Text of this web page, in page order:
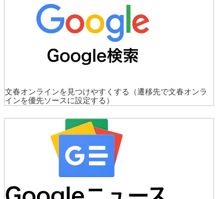
文春オンラインを見つけやすくする
（遷移先で文春オンラ
インを優先ソースに設定する）